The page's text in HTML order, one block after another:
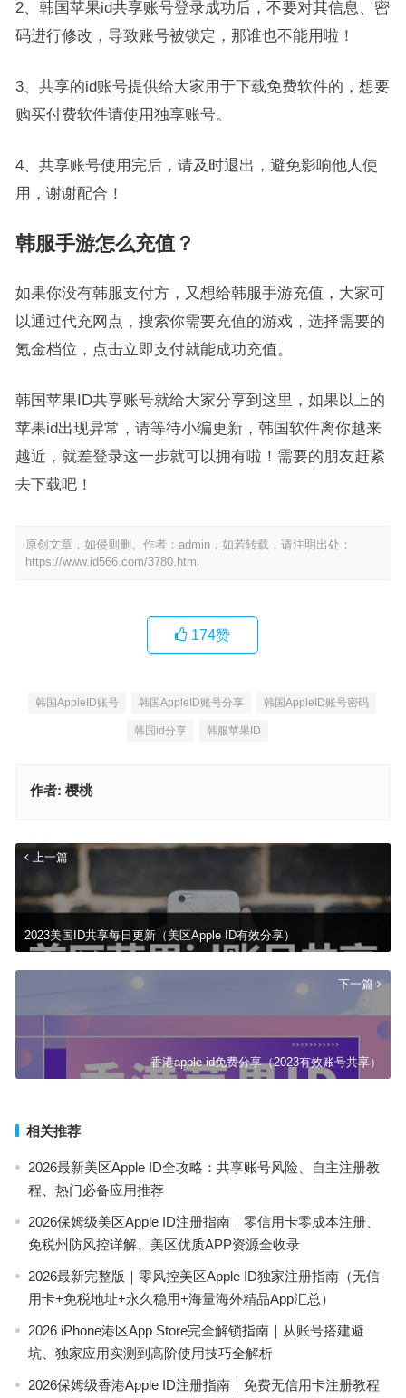
2、韩国苹果id共享账号登录成功后，不要对其信息、密
码进行修改，导致账号被锁定，那谁也不能用啦！
3、共享的id账号提供给大家用于下载免费软件的，想要
购买付费软件请使用独享账号。
4、共享账号使用完后，请及时退出，避免影响他人使
用，谢谢配合！
韩服手游怎么充值？
如果你没有韩服支付方，又想给韩服手游充值，大家可
以通过代充网点，搜索你需要充值的游戏，选择需要的
氪金档位，点击立即支付就能成功充值。
韩国苹果ID共享账号就给大家分享到这里，如果以上的
苹果id出现异常，请等待小编更新，韩国软件离你越来
越近，就差登录这一步就可以拥有啦！需要的朋友赶紧
去下载吧！
原创文章，如侵则删。作者：admin，如若转载，请注明出处：
https://www.id566.com/3780.html
174赞
韩国AppleID账号 韩国AppleID账号分享 韩国AppleID账号密码
韩国id分享 韩服苹果ID
作者: 樱桃
上一篇
2023美国ID共享每日更新（美区Apple ID有效分享）
下一篇
香港apple id免费分享（2023有效账号共享）
相关推荐
2026最新美区Apple ID全攻略：共享账号风险、自主注册教
程、热门必备应用推荐
2026保姆级美区Apple ID注册指南｜零信用卡零成本注册、
免税州防风控详解、美区优质APP资源全收录
2026最新完整版｜零风控美区Apple ID独家注册指南（无信
用卡+免税地址+永久稳用+海量海外精品App汇总）
2026 iPhone港区App Store完全解锁指南｜从账号搭建避
坑、独家应用实测到高阶使用技巧全解析
2026保姆级香港Apple ID注册指南｜免费无信用卡注册教程